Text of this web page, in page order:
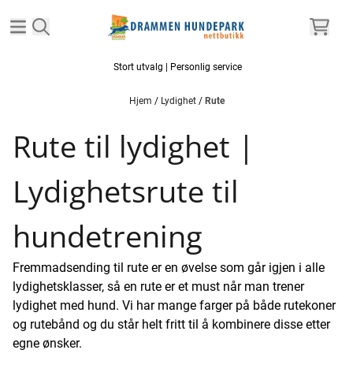
Hopp til innhold
Stort utvalg | Personlig service
Hjem / Lydighet / Rute
Rute til lydighet |
Lydighetsrute til
hundetrening
Fremmadsending til rute er en øvelse som går igjen i alle
lydighetsklasser, så en rute er et must når man trener
lydighet med hund. Vi har mange farger på både rutekoner
og rutebånd og du står helt fritt til å kombinere disse etter
egne ønsker.